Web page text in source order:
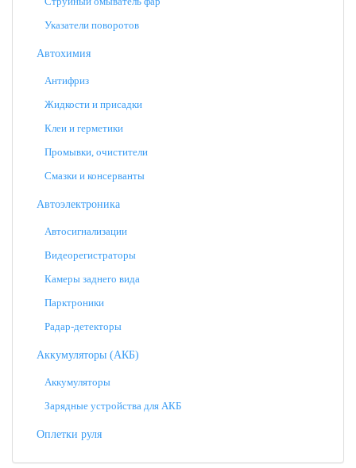
Указатели поворотов
Автохимия
Антифриз
Жидкости и присадки
Клеи и герметики
Промывки, очистители
Смазки и консерванты
Автоэлектроника
Автосигнализации
Видеорегистраторы
Камеры заднего вида
Парктроники
Радар-детекторы
Аккумуляторы (АКБ)
Аккумуляторы
Зарядные устройства для АКБ
Оплетки руля